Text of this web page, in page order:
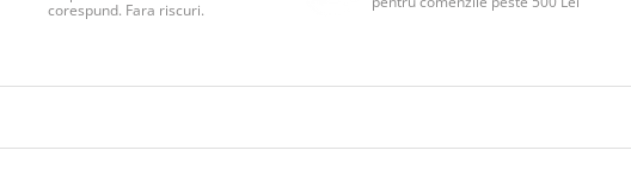
corespund. Fara riscuri.